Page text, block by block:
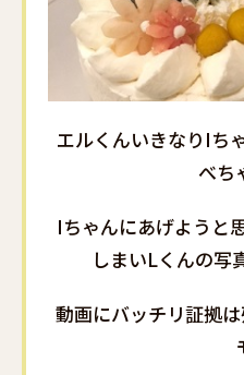
エルくんいきなりIち
べち
Iちゃんにあげようと
しまいLくんの写
動画にバッチリ証拠